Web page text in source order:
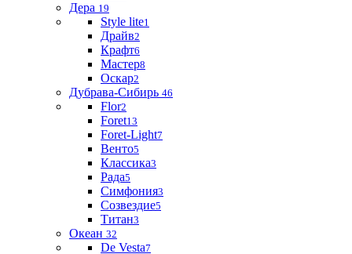
Дера 19
Style lite1
Драйв2
Крафт6
Мастер8
Оскар2
Дубрава-Сибирь 46
Flor2
Foret13
Foret-Light7
Венто5
Классика3
Рада5
Симфония3
Созвездие5
Титан3
Океан 32
De Vesta7